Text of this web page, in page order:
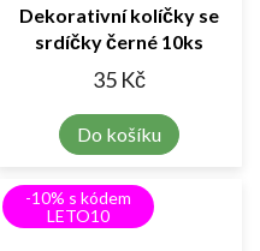
Dekorativní kolíčky se
srdíčky černé 10ks
35 Kč
Do košíku
-10% s kódem
LETO10